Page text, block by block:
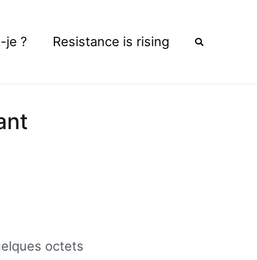
je ? Resistance is rising
octets